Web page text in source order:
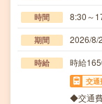
時間 8:30～
期間 2026/8/
時給 時給
交通
◆交通